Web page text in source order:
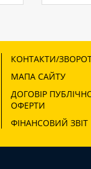
КОНТАКТИ/
МАПА САЙТУ
ДОГОВІР
ОФЕРТИ
ФІНАНСОВИЙ ЗВІТ